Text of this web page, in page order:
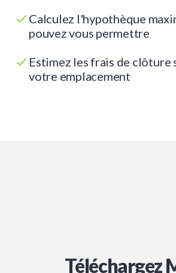
Calculez l'hypothèque
pouvez vous permettre
Estimez les frais de clôture
votre emplacement
Téléchargez